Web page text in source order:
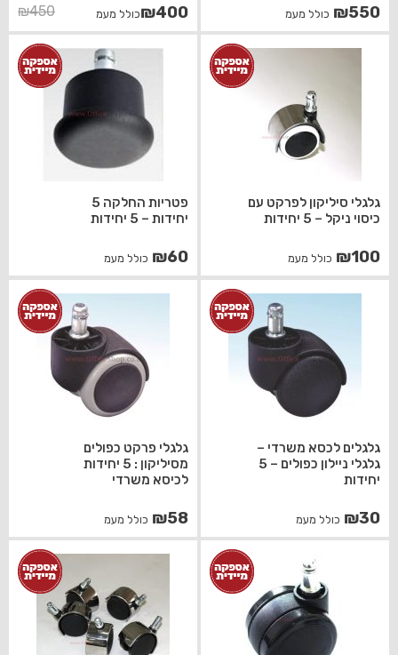
₪550 כולל מעמ ₪450
המחיר
המקורי
היה:
₪450.
₪400
המחיר
הנוכחי
הוא:
₪400.
כולל מעמ
גלגלי סיליקון לפרקט עם
כיסוי ניקל – 5 יחידות
₪100 כולל מעמ
פטריות החלקה 5
יחידות – 5 יחידות
₪60 כולל מעמ
גלגלים לכסא משרדי –
גלגלי ניילון כפולים – 5
יחידות
₪30 כולל מעמ
גלגלי פרקט כפולים
מסיליקון : 5 יחידות
לכיסא משרדי
₪58 כולל מעמ